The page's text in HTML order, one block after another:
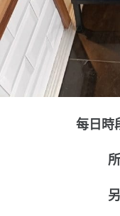
每日時